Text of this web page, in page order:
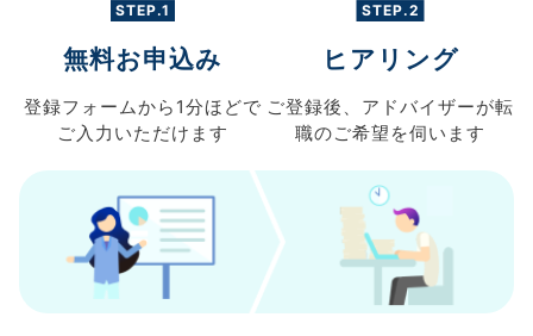
STEP.1
無料お申込み
登録フォームから 1分ほどで
ご入力 いただけます
STEP.2
ヒアリング
ご登録後、 アドバイザーが転
職のご希望を伺います